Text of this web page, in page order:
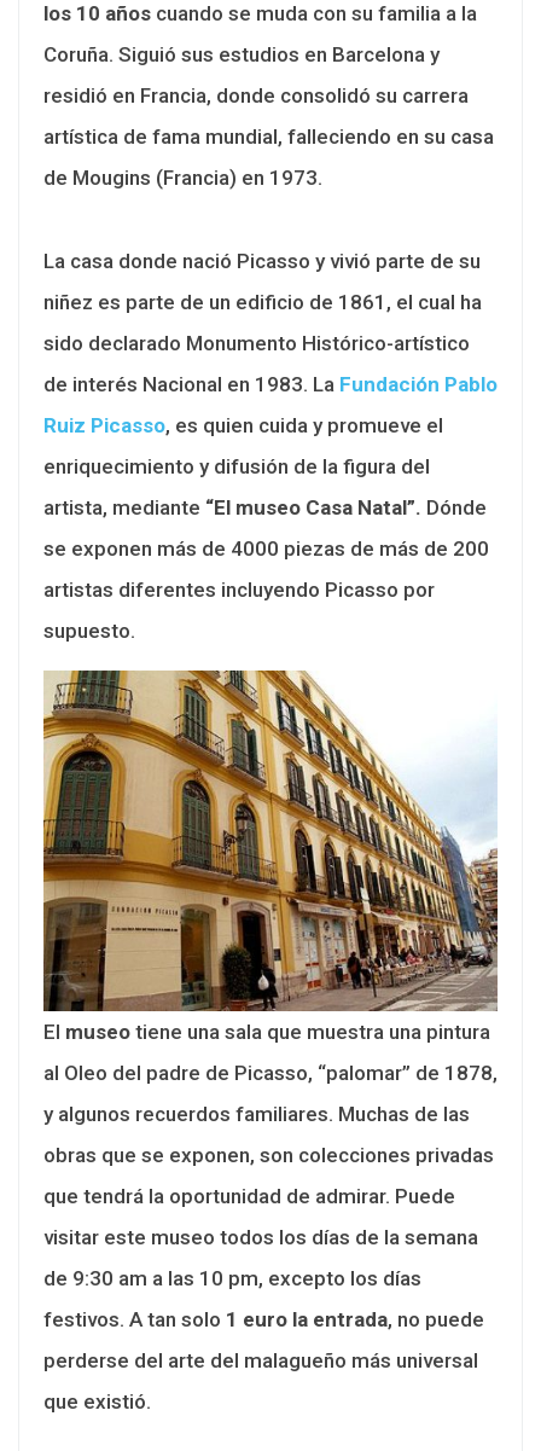
los 10 años cuando se muda con su familia a la
Coruña. Siguió sus estudios en Barcelona y
residió en Francia, donde consolidó su carrera
artística de fama mundial, falleciendo en su casa
de Mougins (Francia) en 1973.
La casa donde nació Picasso y vivió parte de su
niñez es parte de un edificio de 1861, el cual ha
sido declarado Monumento Histórico-artístico
de interés Nacional en 1983. La Fundación Pablo
Ruiz Picasso, es quien cuida y promueve el
enriquecimiento y difusión de la figura del
artista, mediante “El museo Casa Natal”. Dónde
se exponen más de 4000 piezas de más de 200
artistas diferentes incluyendo Picasso por
supuesto.
El museo tiene una sala que muestra una pintura
al Oleo del padre de Picasso, “palomar” de 1878,
y algunos recuerdos familiares. Muchas de las
obras que se exponen, son colecciones privadas
que tendrá la oportunidad de admirar. Puede
visitar este museo todos los días de la semana
de 9:30 am a las 10 pm, excepto los días
festivos. A tan solo 1 euro la entrada, no puede
perderse del arte del malagueño más universal
que existió.